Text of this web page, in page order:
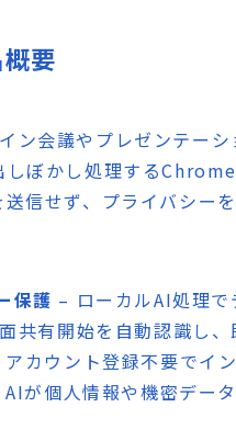
要
会議やプレゼンテー
ぼかし処理する
信せず、プライバシーを
保護 – ローカルAI処理
共有開始を自動認識し
アカウント登録不要でイ
AIが個人情報や機密デー